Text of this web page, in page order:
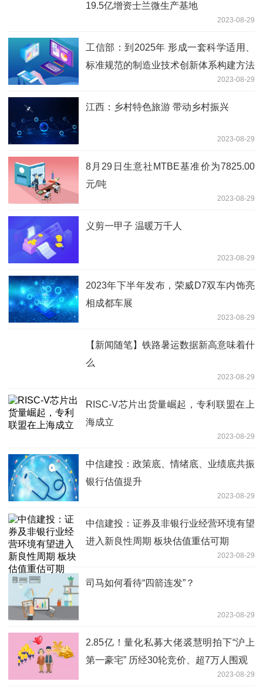
19.5亿增资士兰微生产基地
2023-08-29
工信部：到2025年 形成一套科学适用、
标准规范的制造业技术创新体系构建方法
2023-08-29
江西：乡村特色旅游 带动乡村振兴
2023-08-29
8月29日生意社MTBE基准价为7825.00
元/吨
2023-08-29
义剪一甲子 温暖万千人
2023-08-29
2023年下半年发布，荣威D7双车内饰亮
相成都车展
2023-08-29
【新闻随笔】铁路暑运数据新高意味着什
么
2023-08-29
RISC-V芯片出货量崛起，专利联盟在上
海成立
2023-08-29
中信建投：政策底、情绪底、业绩底共振
银行估值提升
2023-08-29
中信建投：证券及非银行业经营环境有望
进入新良性周期 板块估值重估可期
2023-08-29
司马如何看待“四箭连发”？
2023-08-29
2.85亿！量化私募大佬裘慧明拍下“沪上
第一豪宅” 历经30轮竞价、超7万人围观
2023-08-29